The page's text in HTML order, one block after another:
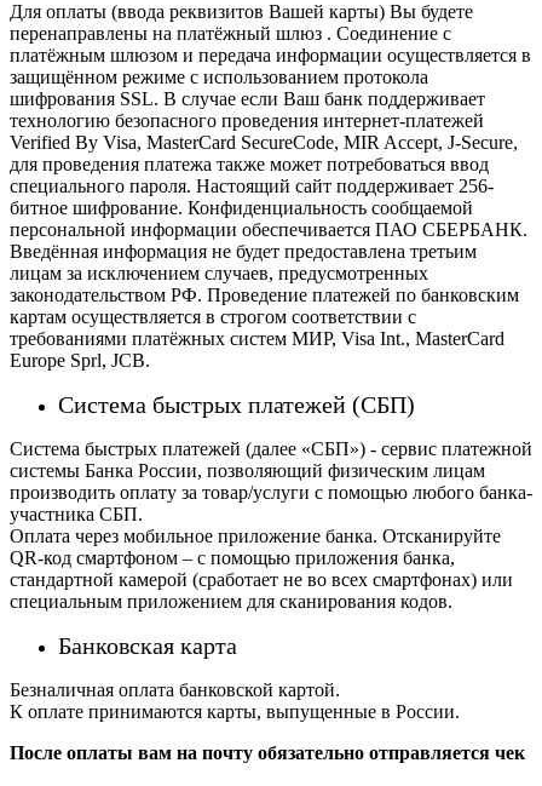
Для оплаты (ввода реквизитов Вашей карты) Вы будете
перенаправлены на платёжный шлюз . Соединение с
платёжным шлюзом и передача информации осуществляется в
защищённом режиме с использованием протокола
шифрования SSL. В случае если Ваш банк поддерживает
технологию безопасного проведения интернет-платежей
Verified By Visa, MasterCard SecureCode, MIR Accept, J-Secure,
для проведения платежа также может потребоваться ввод
специального пароля. Настоящий сайт поддерживает 256-
битное шифрование. Конфиденциальность сообщаемой
персональной информации обеспечивается ПАО СБЕРБАНК.
Введённая информация не будет предоставлена третьим
лицам за исключением случаев, предусмотренных
законодательством РФ. Проведение платежей по банковским
картам осуществляется в строгом соответствии с
требованиями платёжных систем МИР, Visa Int., MasterCard
Europe Sprl, JCB.
Система быстрых платежей (СБП)
Система быстрых платежей (далее «СБП») - сервис платежной
системы Банка России, позволяющий физическим лицам
производить оплату за товар/услуги с помощью любого банка-
участника СБП.
Оплата через мобильное приложение банка. Отсканируйте
QR-код смартфоном – с помощью приложения банка,
стандартной камерой (сработает не во всех смартфонах) или
специальным приложением для сканирования кодов.
Банковская карта
Безналичная оплата банковской картой.
К оплате принимаются карты, выпущенные в России.
После оплаты вам на почту обязательно отправляется чек